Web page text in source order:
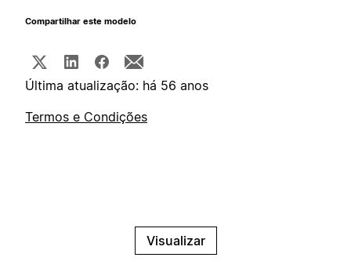
Compartilhar este modelo
Última atualização: há 56 anos
Termos e Condições
Visualizar